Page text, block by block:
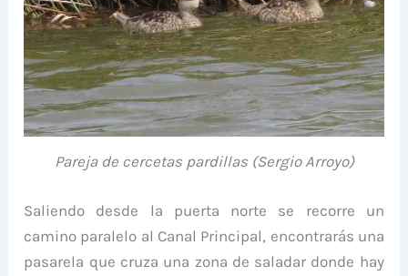
Pareja de cercetas pardillas (Sergio Arroyo)
Saliendo desde la puerta norte se recorre un
camino paralelo al Canal Principal, encontrarás una
pasarela que cruza una zona de saladar donde hay